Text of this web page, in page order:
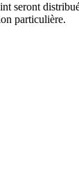
seront
particulière.